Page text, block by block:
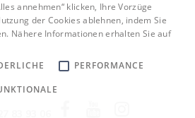
83 93 06
annehmen“ klicken, Ihre Vorzüge
der Cookies ablehnen, indem Sie
Nähere Informationen erhalten Sie auf
PERFORMANCE